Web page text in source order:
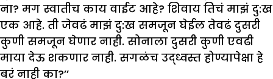
ना? मग स्वातीच काय वाईट आहे? शिवाय तिचं माझं दु:ख
एक आहे. ती जेवढं माझं दु:ख समजून घेईल तेवढं दुसरी
कुणी समजून घेणार नाही. सोनाला दुसरी कुणी एवढी
माया देऊ शकणार नाही. सगळंच उद्ध्वस्त होण्यापेक्षा हे
बरं नाही का?’’